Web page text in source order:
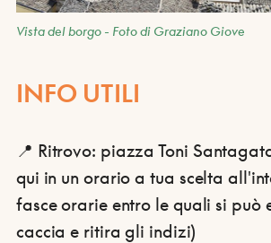
Vista del borgo - Foto di Graziano Giove
INFO UTILI
📍 Ritrovo: piazza Toni
qui in un orario a tua scelta
fasce orarie entro le quali si può
caccia e ritira gli indizi)